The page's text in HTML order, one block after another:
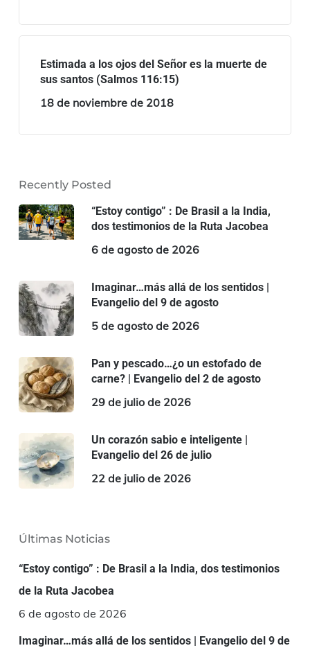
Estimada a los ojos del Señor es la muerte de
sus santos (Salmos 116:15)
18 de noviembre de 2018
Recently Posted
“Estoy contigo” : De Brasil a la India,
dos testimonios de la Ruta Jacobea
6 de agosto de 2026
Imaginar…más allá de los sentidos |
Evangelio del 9 de agosto
5 de agosto de 2026
Pan y pescado…¿o un estofado de
carne? | Evangelio del 2 de agosto
29 de julio de 2026
Un corazón sabio e inteligente |
Evangelio del 26 de julio
22 de julio de 2026
Últimas Noticias
“Estoy contigo” : De Brasil a la India, dos testimonios
de la Ruta Jacobea
6 de agosto de 2026
Imaginar…más allá de los sentidos | Evangelio del 9 de